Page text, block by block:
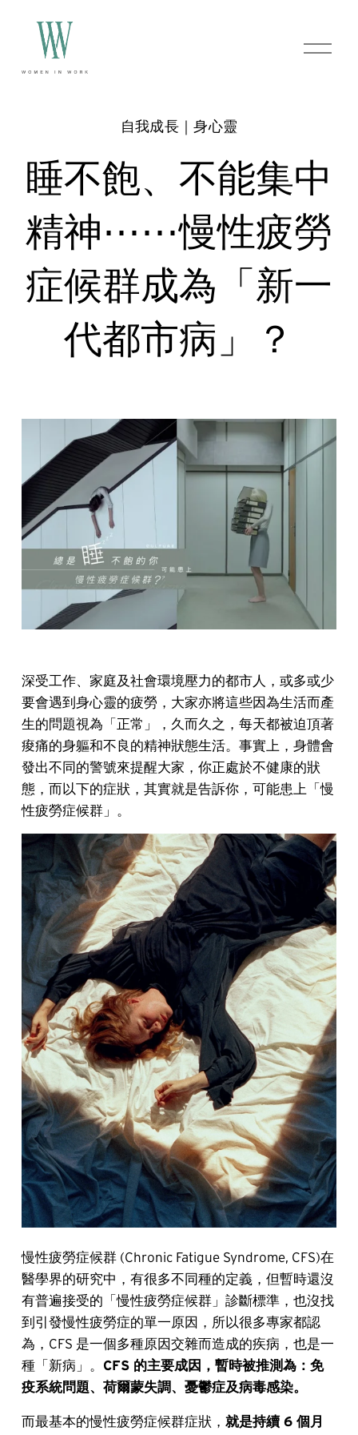
O
p
睡不飽、不能集中
精神⋯⋯慢性疲勞
症候群成為「新一
代都市病」？
自我成長｜身心靈
深受工作、家庭及社會環境壓力的都市人，或多或少
要會遇到身心靈的疲勞，大家亦將這些因為生活而產
生的問題視為「正常」，久而久之，每天都被迫頂著
痠痛的身軀和不良的精神狀態生活。事實上，身體會
發出不同的警號來提醒大家，你正處於不健康的狀
態，而以下的症狀，其實就是告訴你，可能患上「慢
性疲勞症候群」。
慢性疲勞症候群 (Chronic Fatigue Syndrome, CFS)在
醫學界的研究中，有很多不同種的定義，但暫時還沒
有普遍接受的「慢性疲勞症候群」診斷標準，也沒找
到引發慢性疲勞症的單一原因，所以很多專家都認
為，CFS 是一個多種原因交雜而造成的疾病，也是一
種「新病」。 CFS 的主要成因，暫時被推測為：免
疫系統問題、荷爾蒙失調、憂鬱症及病毒感染。
而最基本的慢性疲勞症候群症狀， 就是持續 6 個月